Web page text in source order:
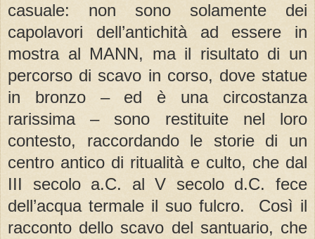
casuale: non sono solamente dei
capolavori dell’antichità ad essere in
mostra al MANN, ma il risultato di un
percorso di scavo in corso, dove statue
in bronzo – ed è una circostanza
rarissima – sono restituite nel loro
contesto, raccordando le storie di un
centro antico di ritualità e culto, che dal
III secolo a.C. al V secolo d.C. fece
dell’acqua termale il suo fulcro. Così il
racconto dello scavo del santuario, che